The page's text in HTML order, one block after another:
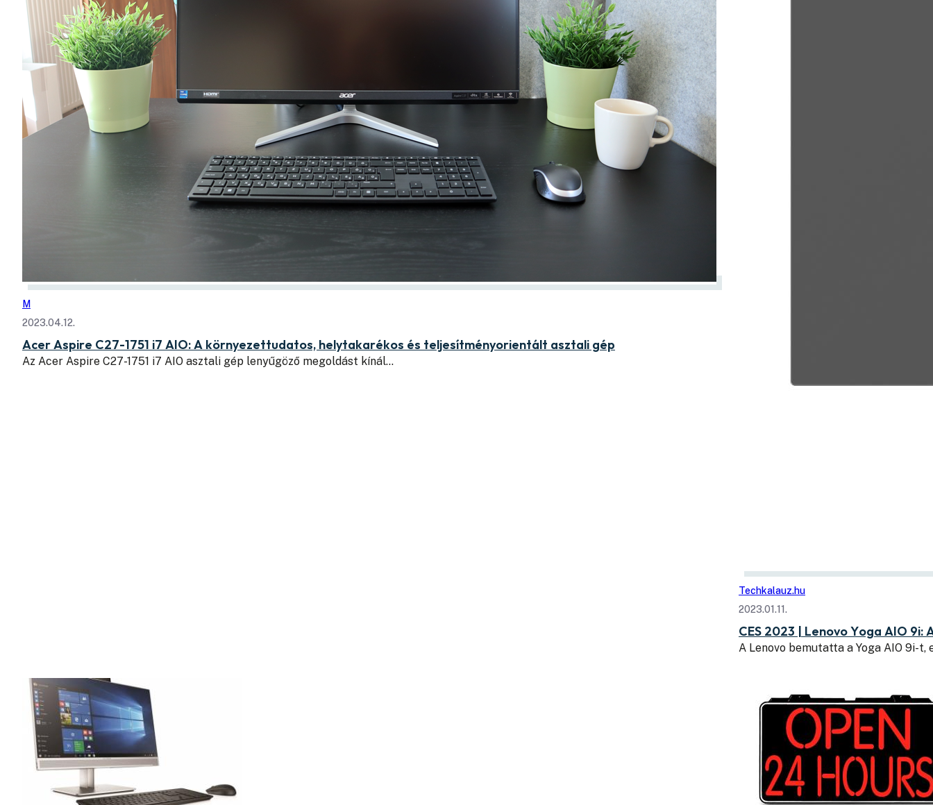
M
2023.04.12.
Acer Aspire C27-1751 i7 AIO: A környezettudatos, helytakarékos és teljesítményorientált asztali gép
Az Acer Aspire C27-1751 i7 AIO asztali gép lenyűgöző megoldást kínál…
Techkalauz.hu
2023.01.11.
CES 2023 | Lenovo Yoga AIO
A Lenovo bemutatta a Yoga AIO 9i-